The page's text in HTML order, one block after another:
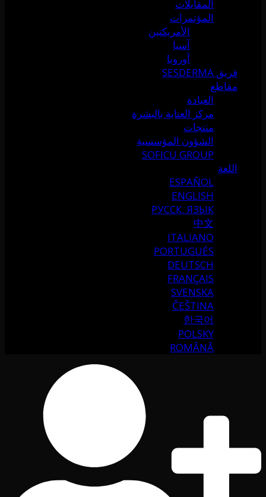
المقابلات
المؤتمرات
الأمريكتين
آسيا
أوروبا
فريق SESDERMA
مقاطع
العيادة
مركز العناية بالبشرة
منتجات
الشؤون المؤسسية
SOFICU GROUP
اللغة
ESPAÑOL
ENGLISH
РУССК. ЯЗЫК
中文
ITALIANO
PORTUGUÉS
DEUTSCH
FRANÇAIS
SVENSKA
ČEŠTINA
한국어
POLSKY
ROMÂNĂ